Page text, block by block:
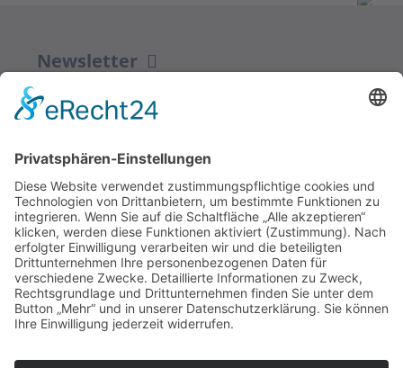
Newsletter
ZUR ANMELDUNG
Redaktion bbkult.net
Centrum Bavaria Bohemia (CeBB)
Dr. Veronika Hofinger
Freyung 1, 92539 Schönsee
Tel.:+49 (0)9674 / 92 48 78
veronika.hofinger@cebb.de